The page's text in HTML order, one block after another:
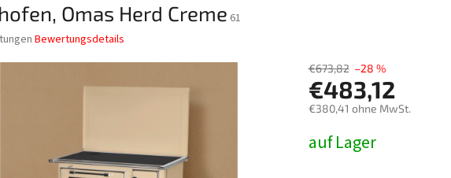
Omas Herd Creme 61
Bewertungsdetails
€673,82 –28 %
€483,12
€380,41 ohne MwSt.
auf Lager